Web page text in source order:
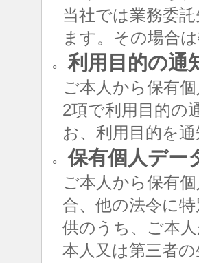
当社では業務委
ます。その場合
○ 利用目的の通
ご本人から保有
2項で利用目的の
お、利用目的を
○ 保有個人デー
ご本人から保有
合、他の法令に
供のうち、ご本
本人又は第三者